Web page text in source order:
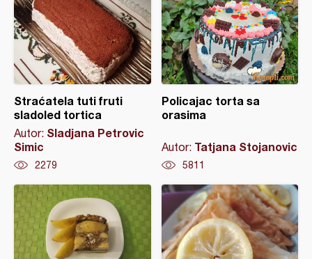
Straćatela tuti fruti
sladoled tortica
Autor: Sladjana Petrovic
Simic
2279
Policajac torta sa
orasima
Autor: Tatjana Stojanovic
5811